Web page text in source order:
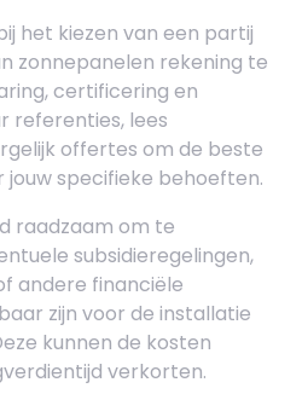
het kiezen van een partij
zonnepanelen rekening te
certificering en
referenties, lees
offertes om de beste
jouw specifieke behoeften.
raadzaam om te
subsidieregelingen,
andere financiële
zijn voor de installatie
kunnen de kosten
verkorten.